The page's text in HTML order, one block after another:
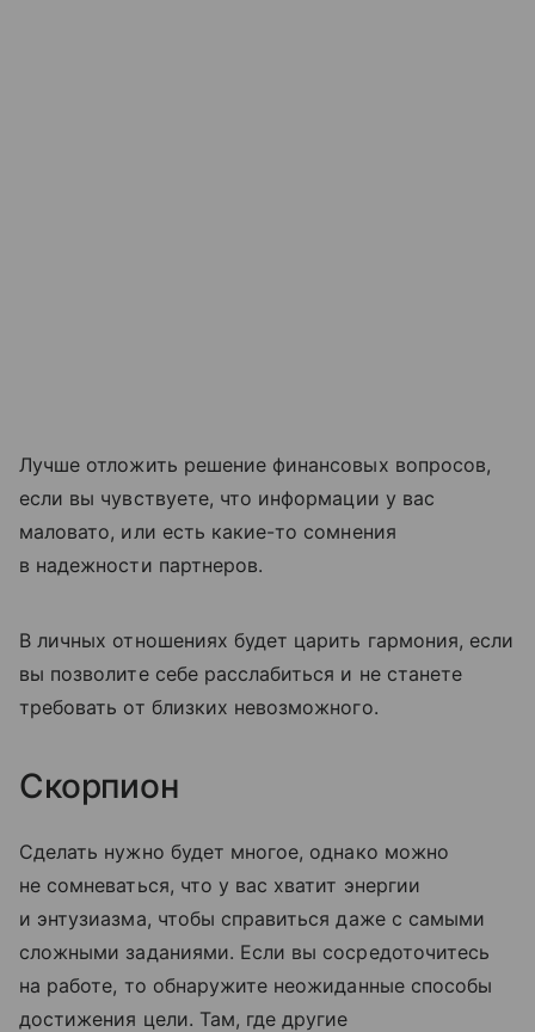
Лучше отложить решение финансовых вопросов,
если вы чувствуете, что информации у вас
маловато, или есть какие-то сомнения
в надежности партнеров.
В личных отношениях будет царить гармония, если
вы позволите себе расслабиться и не станете
требовать от близких невозможного.
Скорпион
Сделать нужно будет многое, однако можно
не сомневаться, что у вас хватит энергии
и энтузиазма, чтобы справиться даже с самыми
сложными заданиями. Если вы сосредоточитесь
на работе, то обнаружите неожиданные способы
достижения цели. Там, где другие